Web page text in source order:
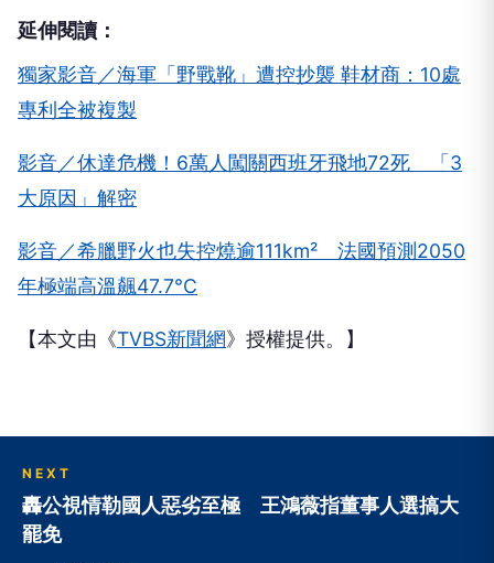
延伸閱讀：
獨家影音／海軍「野戰靴」遭控抄襲 鞋材商：10處
專利全被複製
影音／休達危機！6萬人闖關西班牙飛地72死 「3
大原因」解密
影音／希臘野火也失控燒逾111km² 法國預測2050
年極端高溫飆47.7°C
【本文由《TVBS新聞網》授權提供。】
NEXT
轟公視情勒國人惡劣至極 王鴻薇指董事人選搞大
罷免